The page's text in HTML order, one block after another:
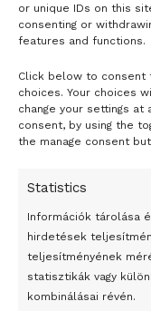
or unique IDs on this
consenting or
features and functions.
Click below to consent
choices. Your choices
change your settings at
consent, by using the
the manage consent
Statistics
Információk tárolása
hirdetések
teljesítményének
statisztikák vagy
kombinálásai révén.
24 óra
Egy vagyonért adták
Az 1950-ben elhunyt
felhasználhatóvá